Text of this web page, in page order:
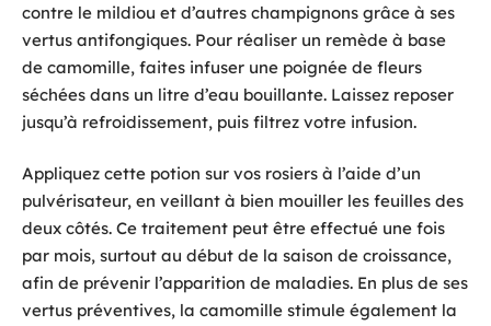
contre le mildiou et d’autres champignons grâce à ses
vertus antifongiques. Pour réaliser un remède à base
de camomille, faites infuser une poignée de fleurs
séchées dans un litre d’eau bouillante. Laissez reposer
jusqu’à refroidissement, puis filtrez votre infusion.
Appliquez cette potion sur vos rosiers à l’aide d’un
pulvérisateur, en veillant à bien mouiller les feuilles des
deux côtés. Ce traitement peut être effectué une fois
par mois, surtout au début de la saison de croissance,
afin de prévenir l’apparition de maladies. En plus de ses
vertus préventives, la camomille stimule également la